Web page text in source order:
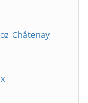
Châtenay